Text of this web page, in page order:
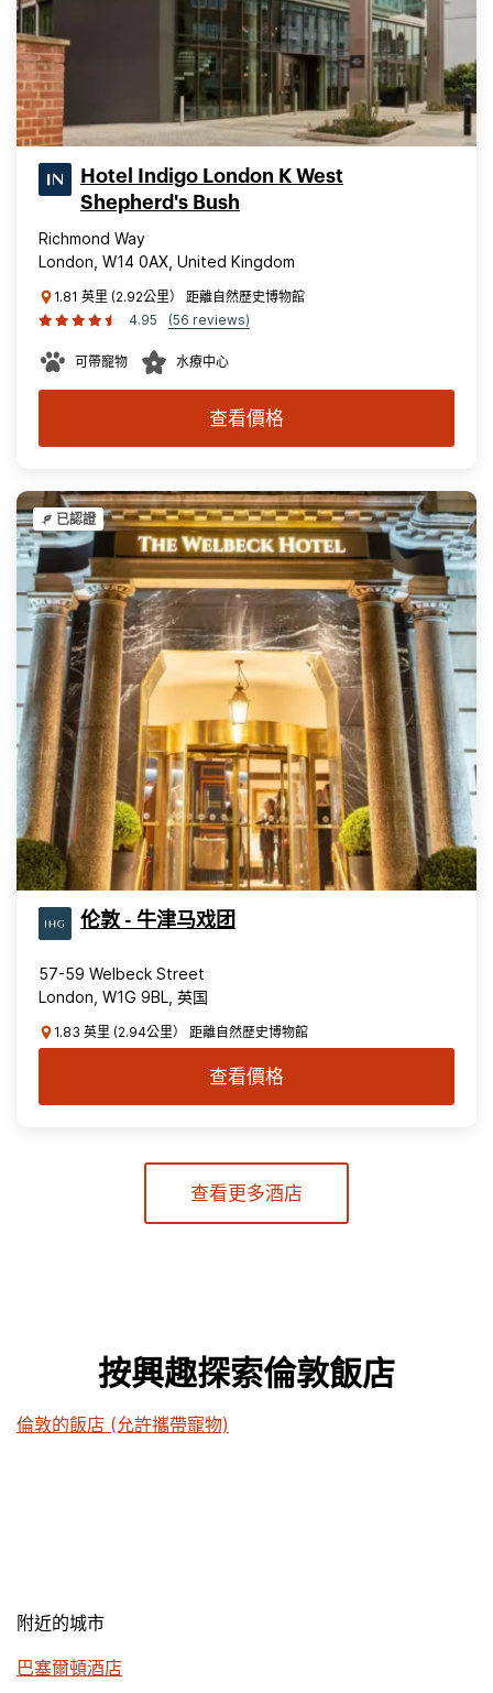
Hotel Indigo London K West
Shepherd's Bush
Richmond Way
London, W14 0AX, United Kingdom
1.81 英里 (2.92公里） 距離自然歷史博物館
4.95
(56 reviews)
可帶寵物 水療中心
查看價格
已認證
伦敦 - 牛津马戏团
57-59 Welbeck Street
London, W1G 9BL, 英国
1.83 英里 (2.94公里） 距離自然歷史博物館
查看價格
查看更多酒店
按興趣探索倫敦飯店
倫敦的飯店 (允許攜帶寵物)
附近的城市
巴塞爾頓酒店